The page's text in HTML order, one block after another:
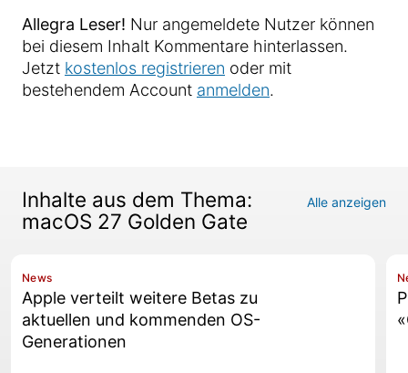
Allegra Leser! Nur angemeldete Nutzer können
bei diesem Inhalt Kommentare hinterlassen.
Jetzt kostenlos registrieren oder mit
bestehendem Account anmelden.
Inhalte aus dem Thema:
macOS 27 Golden Gate
Alle anzeigen
News
Apple verteilt weitere Betas zu
aktuellen und kommenden OS-
Generationen